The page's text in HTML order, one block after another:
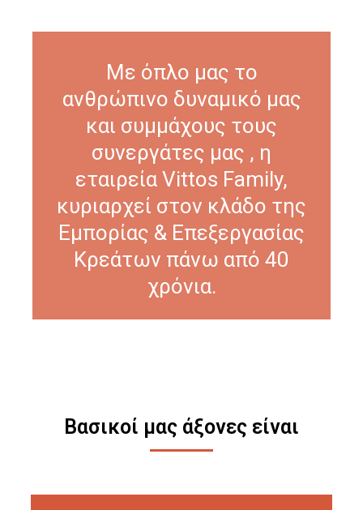
Με όπλο μας το
ανθρώπινο δυναμικό μας
και συμμάχους τους
συνεργάτες μας , η
εταιρεία Vittos Family,
κυριαρχεί στον κλάδο της
Εμπορίας & Επεξεργασίας
Κρεάτων πάνω από 40
χρόνια.
Βασικοί μας άξονες είναι